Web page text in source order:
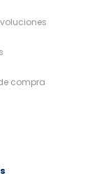
compra